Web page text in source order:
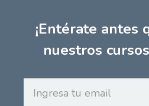
¡Entérate antes
nuestros
tu